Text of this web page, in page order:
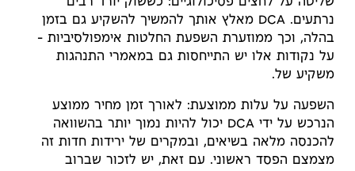
שליטה על לחצים פסיכולוגיים: כששוק יורד רבים
נרתעים. DCA מאלץ אותך להמשיך להשקיע גם בזמן
בהלה, וכך ממוזערת השפעת החלטות אימפולסיביות –
על נקודות אלו יש התייחסות גם במאמרי התנהגות
משקיע של.
השפעה על עלות ממוצעת: לאורך זמן מחיר ממוצע
הנרכש על ידי DCA יכול להיות נמוך יותר בהשוואה
להכנסה מלאה בשיאים, ובמקרים של ירידות חדות זה
מצמצם הפסד ראשוני. עם זאת, יש לזכור שברוב